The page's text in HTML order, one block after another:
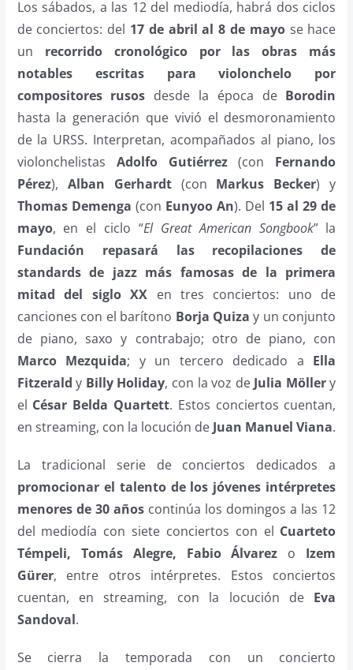
Los sábados, a las 12 del mediodía, habrá dos ciclos
de conciertos: del 17 de abril al 8 de mayose hace
un recorrido cronológico por las obras más
notables escritas para violonchelo por
compositores rusos desde la época de Borodin
hasta la generación que vivió el desmoronamiento
de la URSS. Interpretan, acompañados al piano, los
violonchelistas Adolfo Gutiérrez(con Fernando
Pérez), Alban Gerhardt(con Markus Becker) y
Thomas Demenga (con Eunyoo An). Del 15 al 29 de
mayo, en el ciclo “El Great American Songbook” la
Fundación repasará las recopilaciones de
standards de jazz más famosas de la primera
mitad del siglo XX en tres conciertos: uno de
canciones con el barítono Borja Quiza y un conjunto
de piano, saxo y contrabajo; otro de piano, con
Marco Mezquida; y un tercero dedicado a Ella
Fitzerald y Billy Holiday, con la voz de Julia Möllery
el César Belda Quartett. Estos conciertos cuentan,
en streaming, con la locución de Juan Manuel Viana.
La tradicional serie de conciertos dedicados a
promocionar el talento de los jóvenes intérpretes
menores de 30 añoscontinúa los domingos a las 12
del mediodía con siete conciertos con el Cuarteto
Témpeli, Tomás Alegre, Fabio Álvarez o Izem
Gürer, entre otros intérpretes. Estos conciertos
cuentan, en streaming, con la locución de Eva
Sandoval.
Se cierra la temporada con un concierto